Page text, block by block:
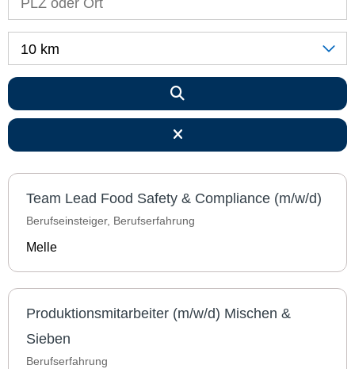
10 km
Team Lead Food Safety & Compliance (m/w/d)
Berufseinsteiger, Berufserfahrung
Melle
Produktionsmitarbeiter (m/w/d) Mischen &
Sieben
Berufserfahrung